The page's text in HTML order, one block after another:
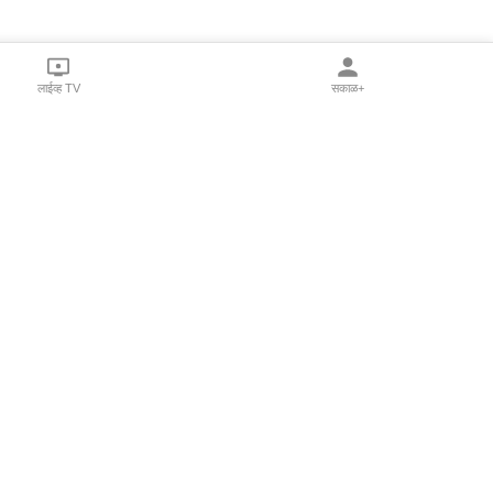
लाईव्ह TV सकाळ+